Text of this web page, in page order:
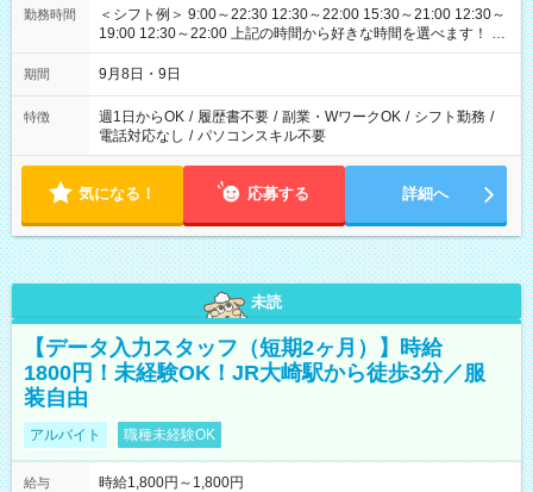
勤務時間
＜シフト例＞ 9:00～22:30 12:30～22:00 15:30～21:00 12:30～
19:00 12:30～22:00 上記の時間から好きな時間を選べます！ ※
時間は変更となる可能性があります
期間 9月8日・9日
特徴 週1日からOK / 履歴書不要 / 副業・WワークOK / シフト勤務 /
電話対応なし / パソコンスキル不要
気になる！ 応募する 詳細へ
未読
【データ入力スタッフ（短期2ヶ月）】時給
1800円！未経験OK！JR大崎駅から徒歩3分／服
装自由
アルバイト 職種未経験OK
給与
時給1,800円～1,800円